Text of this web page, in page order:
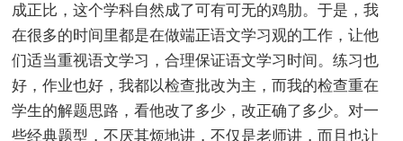
成正比，这个学科自然成了可有可无的鸡肋。于是，我
在很多的时间里都是在做端正语文学习观的工作，让他
们适当重视语文学习，合理保证语文学习时间。练习也
好，作业也好，我都以检查批改为主，而我的检查重在
学生的解题思路，看他改了多少，改正确了多少。对一
些经典题型，不厌其烦地讲，不仅是老师讲，而且也让